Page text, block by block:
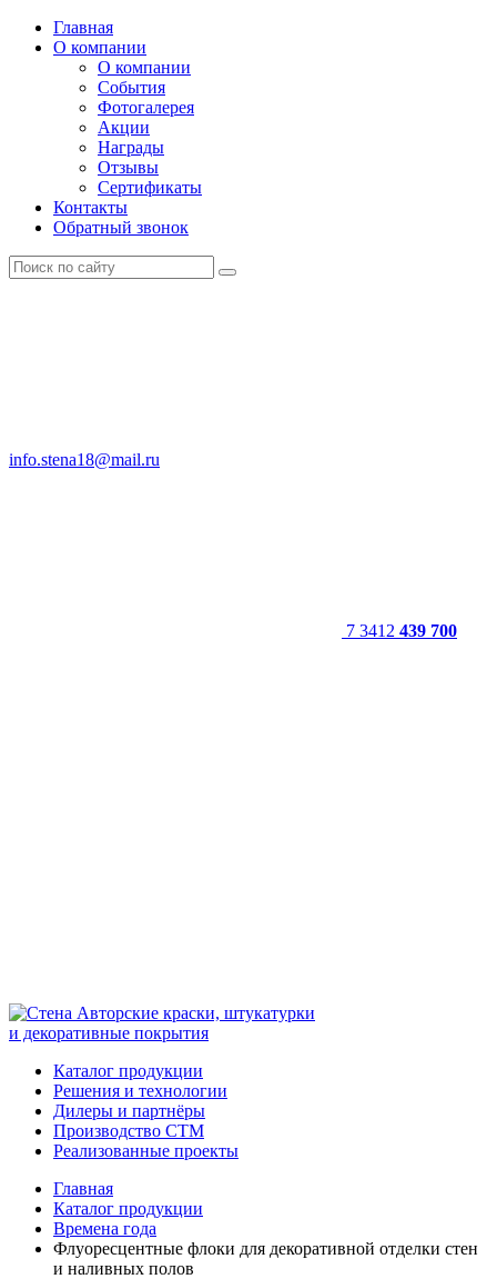
Главная
О компании
О компании
События
Фотогалерея
Акции
Награды
Отзывы
Сертификаты
Контакты
Обратный звонок
info.stena18@mail.ru
7 3412 439 700
Авторские краски, штукатурки
и декоративные покрытия
Каталог продукции
Решения и технологии
Дилеры и партнёры
Производство СТМ
Реализованные проекты
Главная
Каталог продукции
Времена года
Флуоресцентные флоки для декоративной отделки стен
и наливных полов